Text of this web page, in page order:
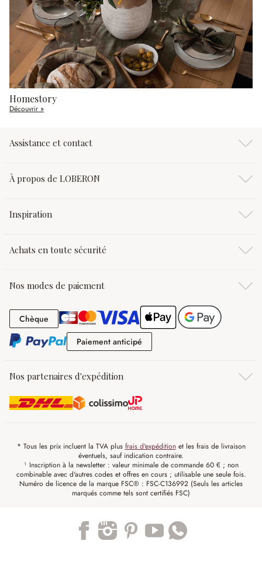
Homestory
Découvrir »
Assistance et contact
À propos de LOBERON
Inspiration
Achats en toute sécurité
Nos modes de paiement
Chèque Chèque
Paiement anticipé
Nos partenaires d'expédition
* Tous les prix incluent la TVA plus frais d'expéditionet les frais de livraison
éventuels, sauf indication contraire.
¹ Inscription à la newsletter : valeur minimale de commande 60 € ; non
combinable avec d'autres codes et offres en cours ; utilisable une seule fois.
Numéro de licence de la marque FSC® : FSC-C136992 (Seuls les articles
marqués comme tels sont certifiés FSC)